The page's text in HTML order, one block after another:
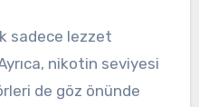
sadece lezzet
nikotin seviyesi
de göz önünde